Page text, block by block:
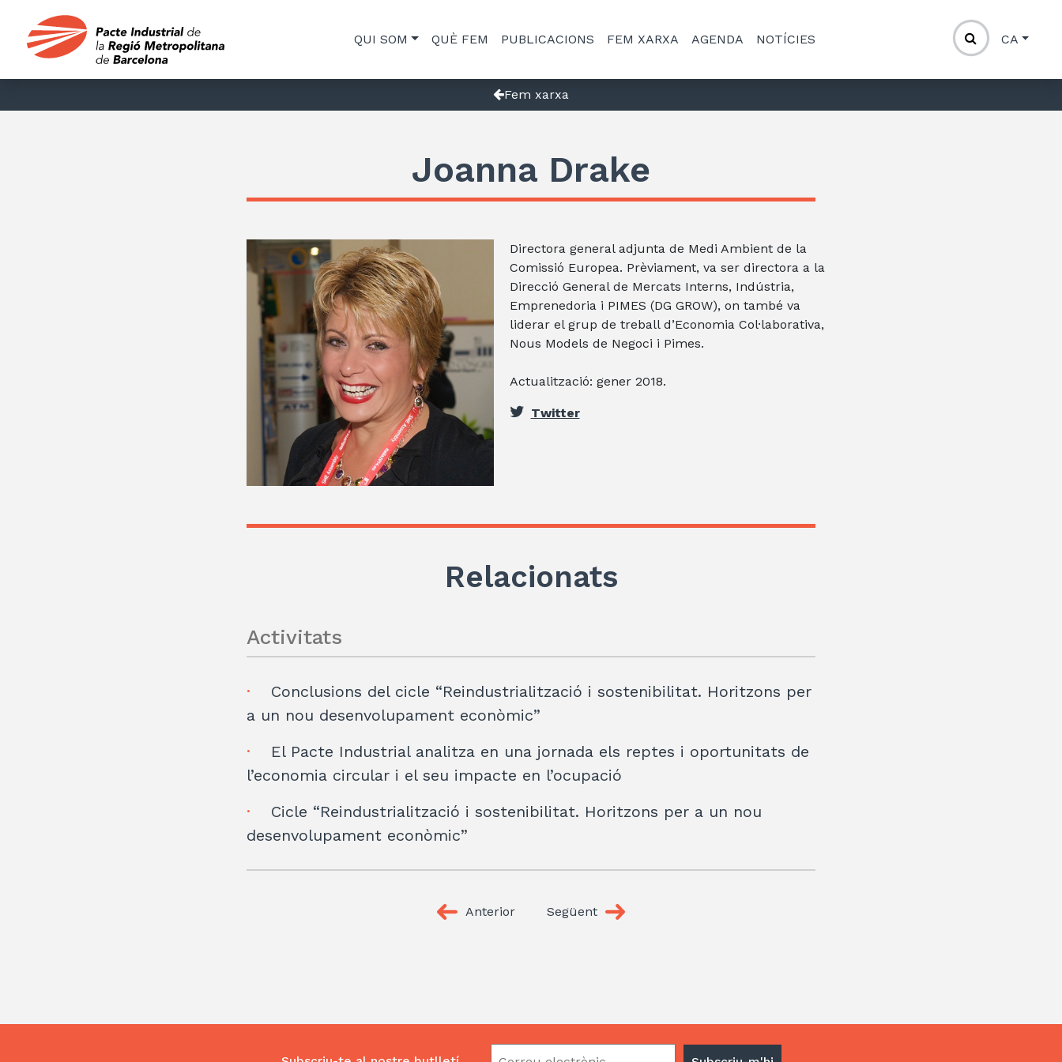
QUI SOM QUÈ FEM PUBLICACIONS FEM XARXA AGENDA NOTÍCIES CA
Fem xarxa
Joanna Drake
Directora general adjunta de Medi Ambient de la
Comissió Europea. Prèviament, va ser directora a la
Direcció General de Mercats Interns, Indústria,
Emprenedoria i PIMES (DG GROW), on també va
liderar el grup de treball d’Economia Col·laborativa,
Nous Models de Negoci i Pimes.
Actualització: gener 2018.
Twitter
Relacionats
Activitats
Conclusions del cicle “Reindustrialització i sostenibilitat. Horitzons per
a un nou desenvolupament econòmic”
El Pacte Industrial analitza en una jornada els reptes i oportunitats de
l’economia circular i el seu impacte en l’ocupació
Cicle “Reindustrialització i sostenibilitat. Horitzons per a un nou
desenvolupament econòmic”
Anterior Següent